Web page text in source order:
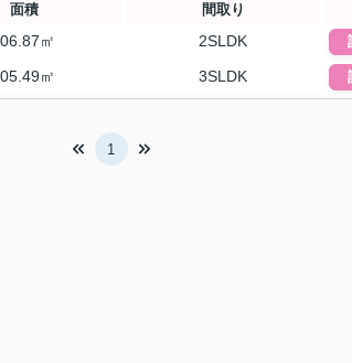
面積 間取り
㎡ 2SLDK
㎡ 3SLDK
1